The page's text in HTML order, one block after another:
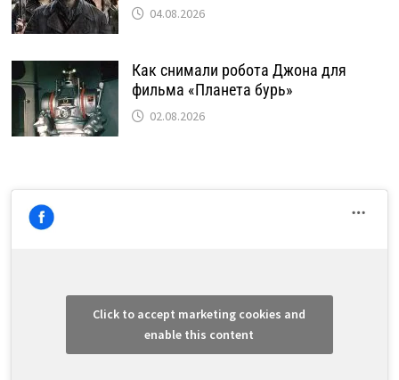
04.08.2026
Как снимали робота Джона для
фильма «Планета бурь»
02.08.2026
Click to accept marketing cookies and
enable this content